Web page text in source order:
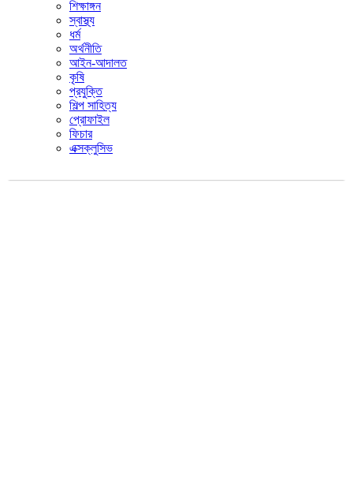
শিক্ষাঙ্গন
স্বাস্থ্য
ধর্ম
অর্থনীতি
আইন-আদালত
কৃষি
প্রযুক্তি
শিল্প সাহিত্য
প্রোফাইল
ফিচার
এক্সক্লুসিভ